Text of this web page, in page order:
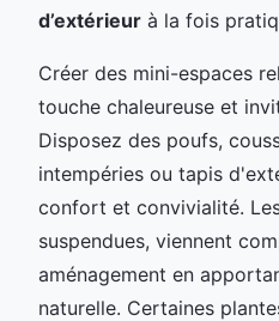
d’extérieur à la fois
Créer des mini-espaces
touche chaleureuse et
Disposez des poufs,
intempéries ou tapis
confort et convivialité.
suspendues, viennent
aménagement en
naturelle. Certaines